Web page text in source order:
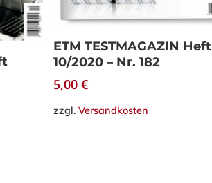
In den Warenkorb
ETM TESTMAGAZIN Heft
10/2020 – Nr. 182
5,00€
zzgl.Versandkosten